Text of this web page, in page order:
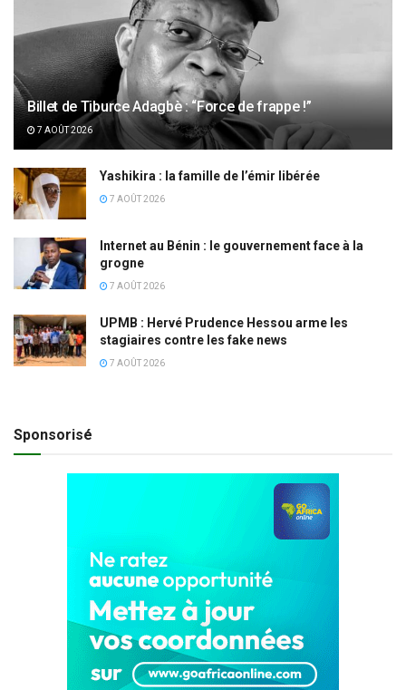
Billet de Tiburce Adagbè : “Force de frappe !”
7 AOÛT 2026
Yashikira : la famille de l’émir libérée
7 AOÛT 2026
Internet au Bénin : le gouvernement face à la
grogne
7 AOÛT 2026
UPMB : Hervé Prudence Hessou arme les
stagiaires contre les fake news
7 AOÛT 2026
Sponsorisé